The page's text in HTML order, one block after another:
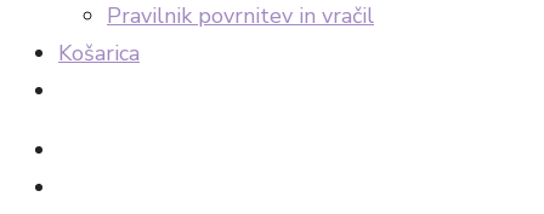
Pravilnik povrnitev in vračil
Košarica